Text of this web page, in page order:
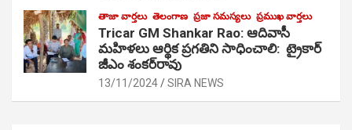
తాజా వార్తలు తెలంగాణ ప్రజా సమస్యలు ప్రముఖ వార్తలు
Tricar GM Shankar Rao: ఆదివాసీ
మహిళలు ఆర్థిక ప్రగతిని సాధించాలి: ట్రైకార్
జీఎం శంకర్‌రావు
13/11/2024 SIRA NEWS